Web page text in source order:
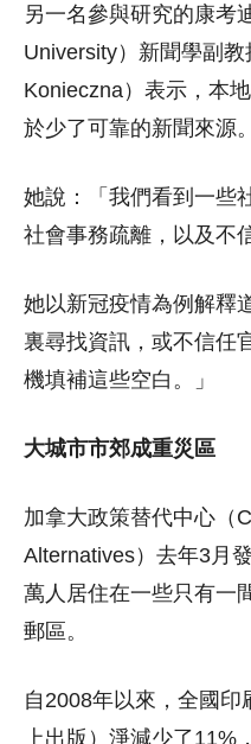
另一名參與研究的康考
University）新聞學副
Konieczna）表示，本
於少了可靠的新聞來源。
她說：「我們看到一些
社會事務疏離，以及不
她以新冠疫情為例解釋
裏尋找資訊，或不信任
機填補這些空白。」
大城市市郊成重災區
加拿大政策替代中心（
Alternatives）去年3月
萬人居住在一些只有一
郵區。
自2008年以來，全國
上出版）淨減少了